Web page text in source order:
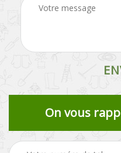
On vous